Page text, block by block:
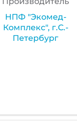
НПФ "Экомед-
Комплекс", г.С.-
Петербург